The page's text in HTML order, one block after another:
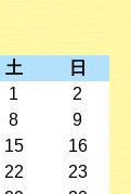
土
日
1
2
8
9
15
16
22
23